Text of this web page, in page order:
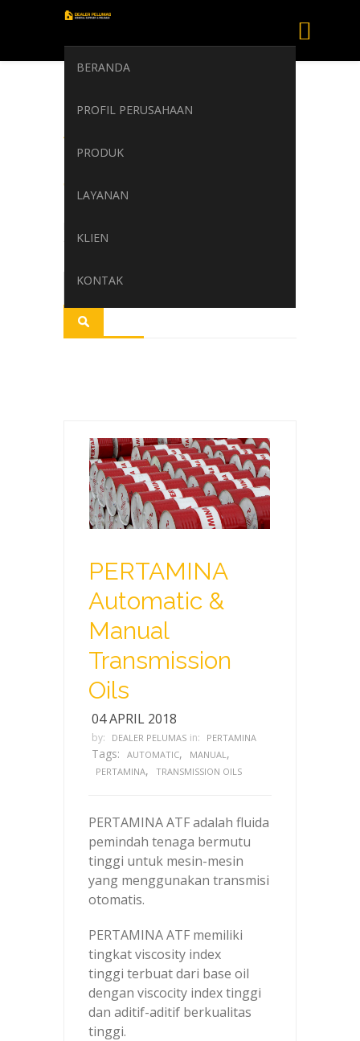
BERANDA
PROFIL PERUSAHAAN
PRODUK
LAYANAN
KLIEN
KONTAK
Automatic &
Manual
Transmission Oils
Transmission Oils
PERTAMINA
Automatic &
Manual
Transmission
Oils
04 APRIL 2018
by: DEALER PELUMAS in: PERTAMINA
Tags: AUTOMATIC, MANUAL ,
PERTAMINA, TRANSMISSION OILS
PERTAMINA ATF adalah fluida
pemindah tenaga bermutu
tinggi untuk mesin-mesin
yang menggunakan transmisi
otomatis.
PERTAMINA ATF memiliki
tingkat viscosity index
tinggi terbuat dari base oil
dengan viscocity index tinggi
dan aditif-aditif berkualitas
tinggi.